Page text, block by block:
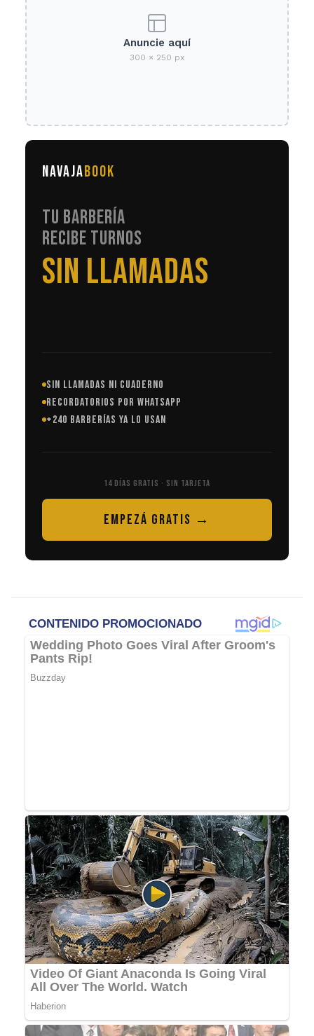
Anuncie aquí
300 × 250 px
NAVAJABOOK
TU BARBERÍA
RECIBE TURNOS
EN AUTOMÁTICO
SIN LLAMADAS NI CUADERNO
RECORDATORIOS POR WHATSAPP
+240 BARBERÍAS YA LO USAN
14 DÍAS GRATIS · SIN TARJETA
EMPEZÁ GRATIS →